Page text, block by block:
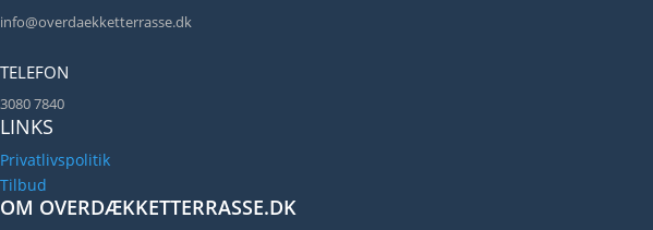
info@overdaekketterrasse.dk
TELEFON
3080 7840
LINKS
Privatlivspolitik
Tilbud
OM OVERDÆKKETTERRASSE.DK